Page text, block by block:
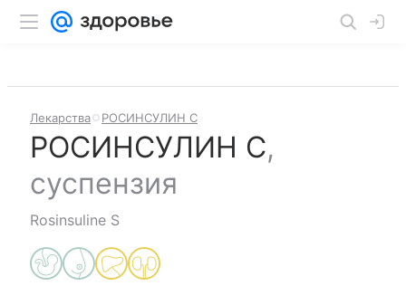
Лекарства РОСИНСУЛИН С
РОСИНСУЛИН С,
суспензия
Rosinsuline S